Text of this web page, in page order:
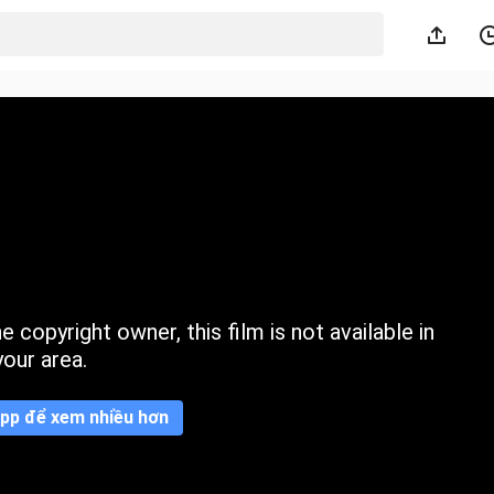
copyright owner, this film is not available in
area.
để xem nhiều hơn